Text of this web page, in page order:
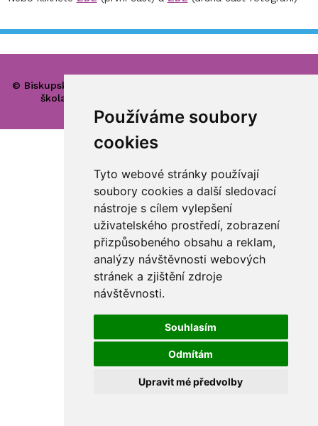
Používáme soubory
cookies
Tyto webové stránky používají
soubory cookies a další sledovací
nástroje s cílem vylepšení
uživatelského prostředí, zobrazení
přizpůsobeného obsahu a reklam,
analýzy návštěvnosti webových
stránek a zjištění zdroje
návštěvnosti.
Souhlasím
Odmítám
Upravit mé předvolby
© Biskupské gymnázium, církevní základní škola, mateřská
škola a základní umělecká škola Hradec Králové